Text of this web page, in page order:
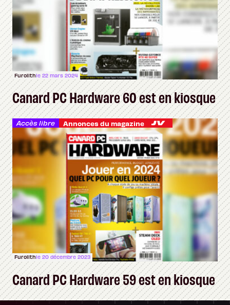
Furolithle 22 mars 2024
Canard PC Hardware 60 est en kiosque
Accès libre Annonces du magazine
Furolithle 20 décembre 2023
Canard PC Hardware 59 est en kiosque